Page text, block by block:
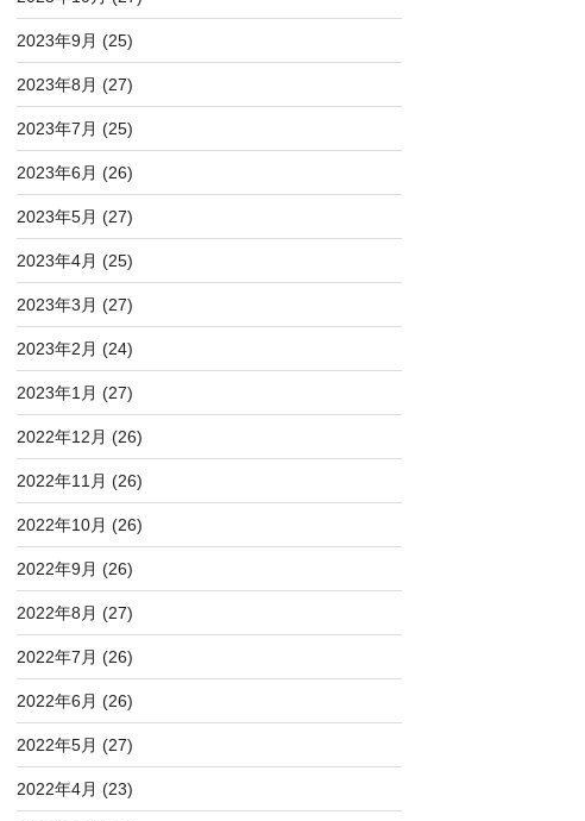
2023年9月 (25)
2023年8月 (27)
2023年7月 (25)
2023年6月 (26)
2023年5月 (27)
2023年4月 (25)
2023年3月 (27)
2023年2月 (24)
2023年1月 (27)
2022年12月 (26)
2022年11月 (26)
2022年10月 (26)
2022年9月 (26)
2022年8月 (27)
2022年7月 (26)
2022年6月 (26)
2022年5月 (27)
2022年4月 (23)